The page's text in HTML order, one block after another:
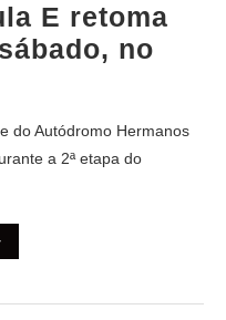
E retoma
no
do Autódromo Hermanos
a 2ª etapa do